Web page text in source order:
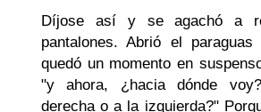
Díjose así y se agachó a
pantalones. Abrió el
quedó un momento en
"y ahora, ¿hacia dónde
derecha o a la izquierda?"